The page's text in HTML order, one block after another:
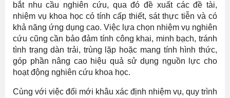
bắt nhu cầu nghiên cứu, qua đó đề xuất các đề tài,
nhiệm vụ khoa học có tính cấp thiết, sát thực tiễn và có
khả năng ứng dụng cao. Việc lựa chọn nhiệm vụ nghiên
cứu cũng cần bảo đảm tính công khai, minh bạch, tránh
tình trạng dàn trải, trùng lặp hoặc mang tính hình thức,
góp phần nâng cao hiệu quả sử dụng nguồn lực cho
hoạt động nghiên cứu khoa học.
Cùng với việc đổi mới khâu xác định nhiệm vụ, quy trình